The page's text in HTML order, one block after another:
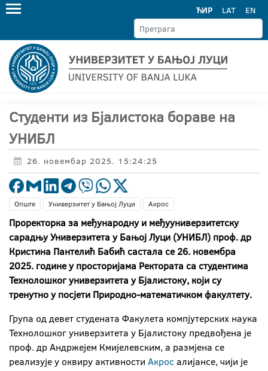
ЋИР LAT EN
Студенти из Бјалистока бораве на
УНИБЛ
26. новембар 2025. 15:24:25
Опште Универзитет у Бањој Луци Акрос
Проректорка за међународну и међууниверзитетску
сарадњу Универзитета у Бањој Луци (УНИБЛ) проф. др
Кристина Пантелић Бабић састала се 26. новембра
2025. године у просторијама Ректората са студентима
Технолошког универзитета у Бјалистоку, који су
тренутно у посјети Природно-математичком факултету.
Група од девет студената Факулета компјутерских наука
Технолошког универзитета у Бјалистоку предвођена је
проф. др Андржејем Кмијелевским, а размјена се
реализује у оквиру активности Aкросалијансе, чији је